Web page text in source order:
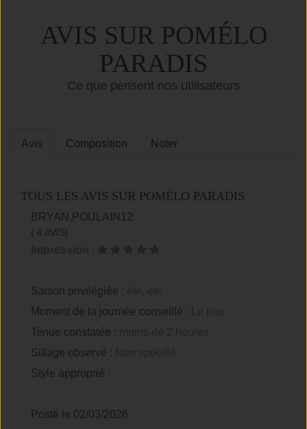
AVIS SUR POMÉLO
PARADIS
Ce que pensent nos utilisateurs
Avis Composition Noter
TOUS LES AVIS SUR POMÉLO PARADIS
BRYAN.POULAIN12
( 6 AVIS)
Impression :
Saison privilégiée : été, été
Moment de la journée conseillé :
Le jour
Tenue constatée :
moins de 2 heures
Sillage observé : Non spécifié
Style approprié :
Posté le 02/03/2026